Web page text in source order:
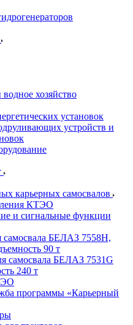
хозяйство
установок
устройств и
карьерных самосвалов
КТЭО
и сигнальные функции
БЕЛАЗ 7558H,
90 т
самосвала БЕЛАЗ 7531G
240 т
программы «Карьерный